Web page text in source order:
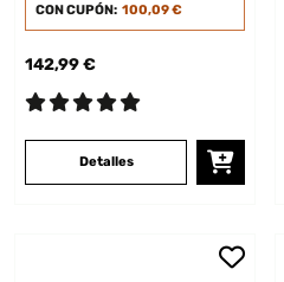
CON CUPÓN: 100,09 €
142,99 €
Detalles